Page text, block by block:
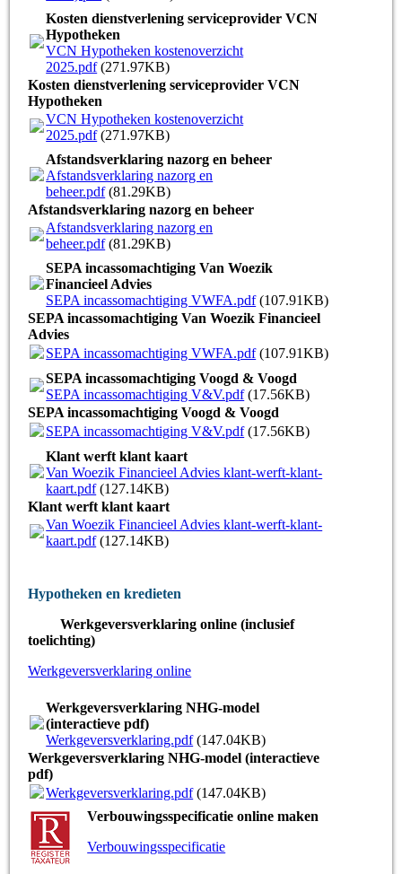
Kosten dienstverlening serviceprovider VCN
Hypotheken
VCN Hypotheken kostenoverzicht
2025.pdf(271.97KB)
Kosten dienstverlening serviceprovider VCN
Hypotheken
VCN Hypotheken kostenoverzicht
2025.pdf(271.97KB)
Afstandsverklaring nazorg en beheer
Afstandsverklaring nazorg en
beheer.pdf(81.29KB)
Afstandsverklaring nazorg en beheer
Afstandsverklaring nazorg en
beheer.pdf(81.29KB)
SEPA incassomachtiging Van Woezik
Financieel Advies
SEPA incassomachtiging VWFA.pdf(107.91KB)
SEPA incassomachtiging Van Woezik Financieel
Advies
SEPA incassomachtiging VWFA.pdf(107.91KB)
SEPA incassomachtiging Voogd & Voogd
SEPA incassomachtiging V&V.pdf(17.56KB)
SEPA incassomachtiging Voogd & Voogd
SEPA incassomachtiging V&V.pdf(17.56KB)
Klant werft klant kaart
Van Woezik Financieel Advies klant-werft-klant-
kaart.pdf(127.14KB)
Klant werft klant kaart
Van Woezik Financieel Advies klant-werft-klant-
kaart.pdf(127.14KB)
Hypotheken en kredieten
Werkgeversverklaring online (inclusief
toelichting)
Werkgeversverklaring online
Werkgeversverklaring NHG-model
(interactieve pdf)
Werkgeversverklaring.pdf(147.04KB)
Werkgeversverklaring NHG-model (interactieve
pdf)
Werkgeversverklaring.pdf(147.04KB)
Verbouwingsspecificatie online maken
Verbouwingsspecificatie